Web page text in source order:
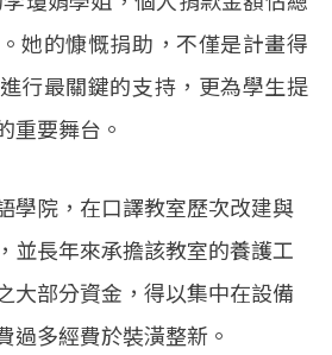
她的慷慨捐助，不僅是計畫得
行最關鍵的支持，更為學生提
重要舞台。
學院，在口譯教室歷次改建與
並長年來承擔該教室的養護工
大部分資金，得以集中在設備
過多經費於裝潢整新。